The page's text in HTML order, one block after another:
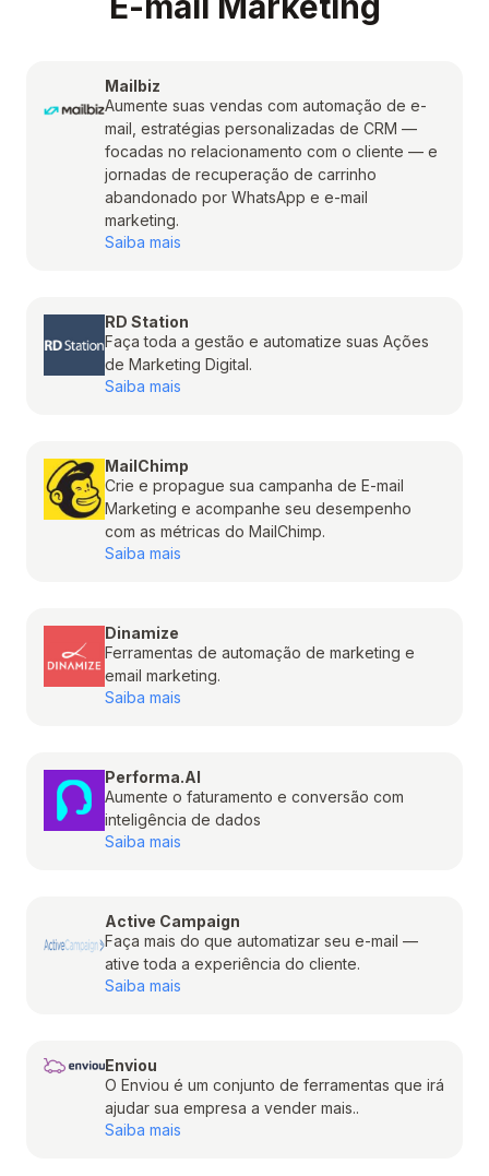
Mailbiz
Aumente suas vendas com automação de e-
mail, estratégias personalizadas de CRM —
focadas no relacionamento com o cliente — e
jornadas de recuperação de carrinho
abandonado por WhatsApp e e-mail
marketing.
Saiba mais
RD Station
Faça toda a gestão e automatize suas Ações
de Marketing Digital.
Saiba mais
MailChimp
Crie e propague sua campanha de E-mail
Marketing e acompanhe seu desempenho
com as métricas do MailChimp.
Saiba mais
Dinamize
Ferramentas de automação de marketing e
email marketing.
Saiba mais
Performa.AI
Aumente o faturamento e conversão com
inteligência de dados
Saiba mais
Active Campaign
Faça mais do que automatizar seu e-mail —
ative toda a experiência do cliente.
Saiba mais
Enviou
O Enviou é um conjunto de ferramentas que irá
ajudar sua empresa a vender mais..
Saiba mais